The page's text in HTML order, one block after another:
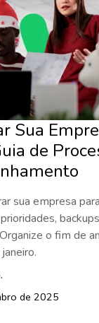
Sua
de
sua empresa
o fim de
de 2025